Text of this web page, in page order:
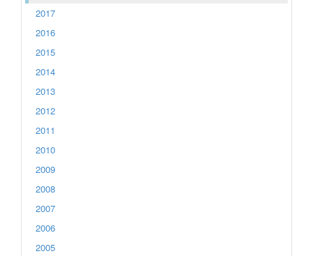
2017
2016
2015
2014
2013
2012
2011
2010
2009
2008
2007
2006
2005